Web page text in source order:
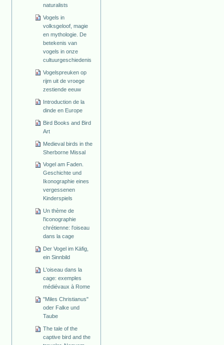
naturalists
Vogels in
volksgeloof, magie
en mythologie. De
betekenis van
vogels in onze
cultuurgeschiedenis
Vogelspreuken op
rijm uit de vroege
zestiende eeuw
Introduction de la
dinde en Europe
Bird Books and Bird
Art
Medieval birds in the
Sherborne Missal
Vogel am Faden.
Geschichte und
Ikonographie eines
vergessenen
Kinderspiels
Un thème de
l'iconographie
chrétienne: l'oiseau
dans la cage
Der Vogel im Käfig,
ein Sinnbild
L'oiseau dans la
cage: exemples
médiévaux à Rome
"Miles Christianus"
oder Falke und
Taube
The tale of the
captive bird and the